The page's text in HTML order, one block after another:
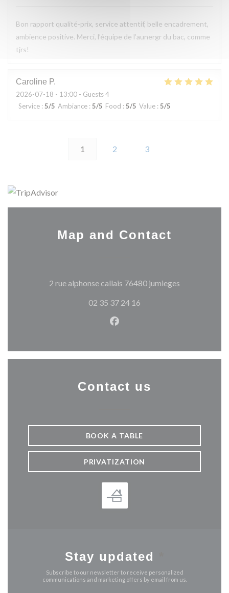
Bon rapport qualité-prix, service attentif, belle encadrement,
ambience positive. Merci, l’équipe de l’aunergr du bac, comme
tjrs!
Caroline P
2026-07-18 - 13:00 - Guests 4
Service : 5/5 Ambiance : 5/5 Food : 5/5 Value : 5/5
1 2 3
Map and Contact
2 rue alphonse callais 76480 jumieges
02 35 37 24 16
Facebook ((opens in a new
Contact us
BOOK A TABLE
PRIVATIZATION
Stay updated
Subscribe to our newsletter to receive personalized
communications and marketing offers by email from us.